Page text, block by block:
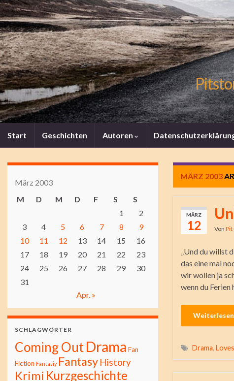
Start Geschichten Autoren
MÄRZ 2003
MÄRZ
12 Von Pit
„Und du willst
das eine mal
wir wollen ja
wenn du Ferien
Weiterlesen
Drama,
März 2003
M
D M D F S
S
1
2
3
4 5 6 7 8
9
10
11 12 13 14 15
16
17
18 19 20 21 22
23
24
25 26 27 28 29
30
31
Apr. »
SCHLAGWÖRTER
Coming OutDrama Fan
Fiction Fantasiy Fantasy History
Krimi Kurzgeschichte